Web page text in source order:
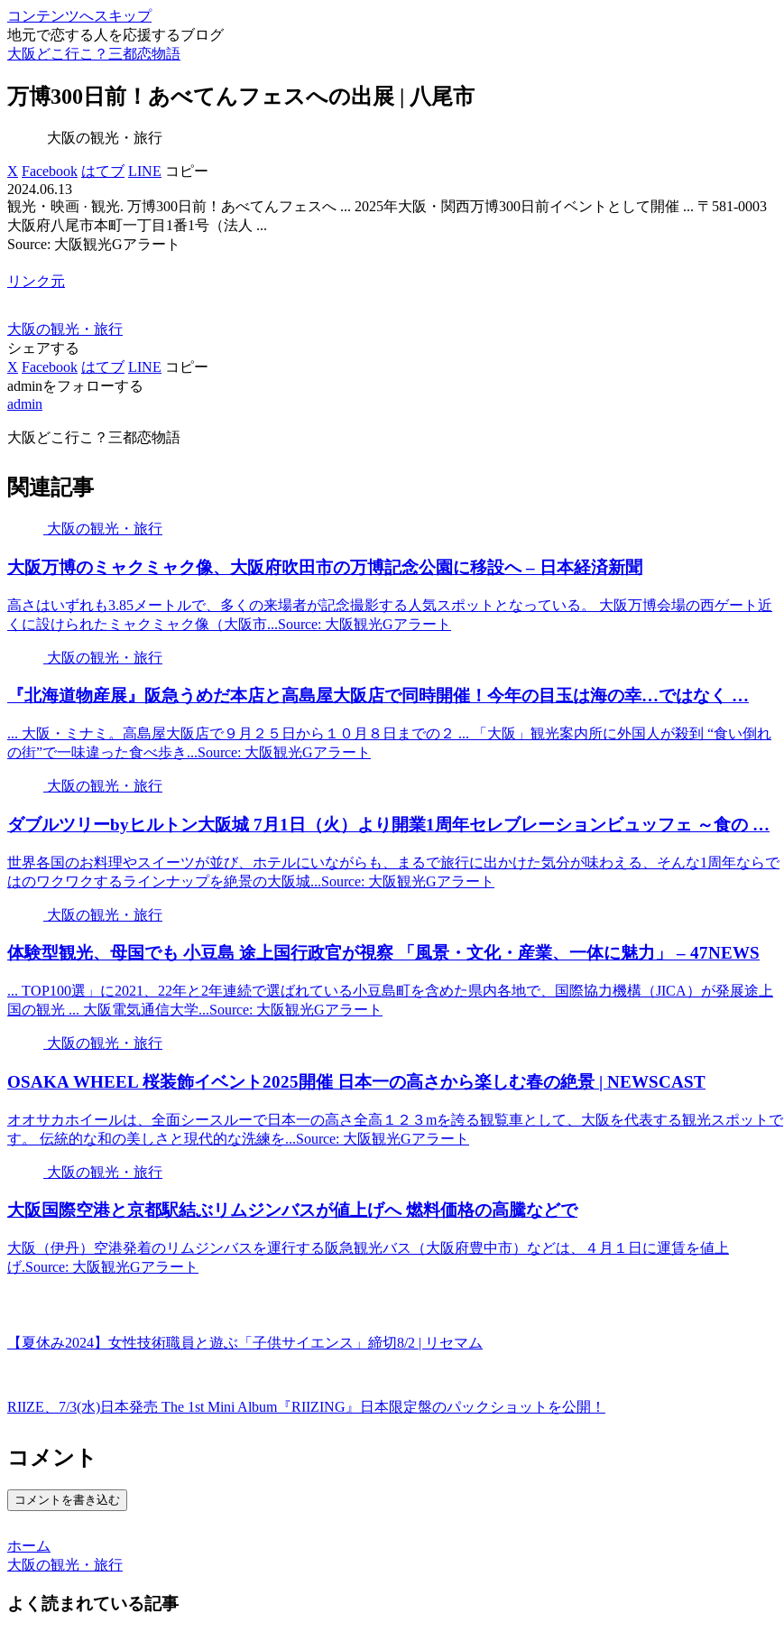
コンテンツへスキップ
地元で恋する人を応援するブログ
大阪どこ行こ？三都恋物語
万博300日前！あべてんフェスへの出展 | 八尾市
大阪の観光・旅行
X Facebook はてブ LINE コピー
2024.06.13
観光・映画 · 観光. 万博300日前！あべてんフェスへ ... 2025年大阪・関西万博300日前イベントとして開催 ... 〒581-0003
大阪府八尾市本町一丁目1番1号（法人 ...
Source: 大阪観光Gアラート
リンク元
大阪の観光・旅行
シェアする
X Facebook はてブ LINE コピー
adminをフォローする
admin
大阪どこ行こ？三都恋物語
関連記事
大阪の観光・旅行
大阪万博のミャクミャク像、 大阪府吹田市の万博記念公園に移設へ – 日本経済新聞
高さはいずれも3.85メートルで、多くの来場者が記念撮影する人気スポットとなっている。 大阪万博会場の西ゲート近
くに設けられたミャクミャク像（大阪市...Source: 大阪観光Gアラート
大阪の観光・旅行
『北海道物産展』阪急うめだ本店と高島屋大阪店で同時開催！今年の目玉は海の幸…ではなく …
... 大阪・ミナミ。高島屋大阪店で９月２５日から１０月８日までの２ ... 「大阪」観光案内所に外国人が殺到 “食い倒れ
の街”で一味違った食べ歩き...Source: 大阪観光Gアラート
大阪の観光・旅行
ダブルツリーbyヒルトン大阪城 7月1日（火）より開業1周年セレブレーションビュッフェ ～食の …
世界各国のお料理やスイーツが並び、ホテルにいながらも、まるで旅行に出かけた気分が味わえる、そんな1周年ならで
はのワクワクするラインナップを絶景の大阪城...Source: 大阪観光Gアラート
大阪の観光・旅行
体験型観光、母国でも 小豆島 途上国行政官が視察 「風景・文化・産業、一体に魅力」 – 47NEWS
... TOP100選」に2021、22年と2年連続で選ばれている小豆島町を含めた県内各地で、国際協力機構（JICA）が発展途上
国の観光 ... 大阪電気通信大学...Source: 大阪観光Gアラート
大阪の観光・旅行
OSAKA WHEEL 桜装飾イベント2025開催 日本一の高さから楽しむ春の絶景 | NEWSCAST
オオサカホイールは、全面シースルーで日本一の高さ全高１２３mを誇る観覧車として、大阪を代表する観光スポットで
す。 伝統的な和の美しさと現代的な洗練を...Source: 大阪観光Gアラート
大阪の観光・旅行
大阪国際空港と京都駅結ぶリムジンバスが値上げへ 燃料価格の高騰などで
大阪（伊丹）空港発着のリムジンバスを運行する阪急観光バス（大阪府豊中市）などは、４月１日に運賃を値上
げ.Source: 大阪観光Gアラート
【夏休み2024】女性技術職員と遊ぶ「子供サイエンス」締切8/2 | リセマム
RIIZE、7/3(水)日本発売 The 1st Mini Album『RIIZING』日本限定盤のパックショットを公開！
コメント
コメントを書き込む
ホーム
大阪の観光・旅行
よく読まれている記事